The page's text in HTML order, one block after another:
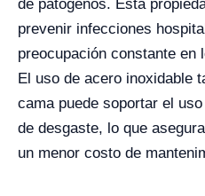
de patógenos. Esta
prevenir infecciones
preocupación constante
El uso de acero inoxidable
cama puede soportar el
de desgaste, lo que
un menor costo de